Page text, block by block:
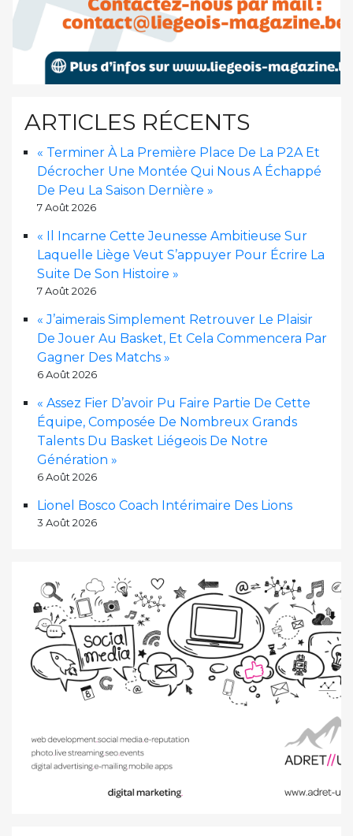
ARTICLES RÉCENTS
« Terminer À La Première Place De La P2A Et
Décrocher Une Montée Qui Nous A Échappé
De Peu La Saison Dernière »
7 Août 2026
« Il Incarne Cette Jeunesse Ambitieuse Sur
Laquelle Liège Veut S’appuyer Pour Écrire La
Suite De Son Histoire »
7 Août 2026
« J’aimerais Simplement Retrouver Le Plaisir
De Jouer Au Basket, Et Cela Commencera Par
Gagner Des Matchs »
6 Août 2026
« Assez Fier D’avoir Pu Faire Partie De Cette
Équipe, Composée De Nombreux Grands
Talents Du Basket Liégeois De Notre
Génération »
6 Août 2026
Lionel Bosco Coach Intérimaire Des Lions
3 Août 2026